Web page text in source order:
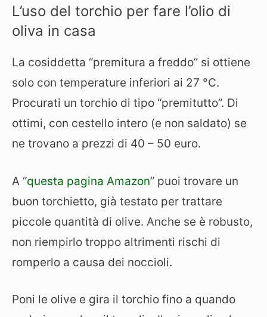
L’uso del torchio per fare l’olio di
oliva in casa
La cosiddetta “premitura a freddo” si ottiene
solo con temperature inferiori ai 27 °C.
Procurati un torchio di tipo “premitutto”. Di
ottimi, con cestello intero (e non saldato) se
ne trovano a prezzi di 40 – 50 euro.
A “questa pagina Amazon” puoi trovare un
buon torchietto, già testato per trattare
piccole quantità di olive. Anche se è robusto,
non riempirlo troppo altrimenti rischi di
romperlo a causa dei noccioli.
Poni le olive e gira il torchio fino a quando